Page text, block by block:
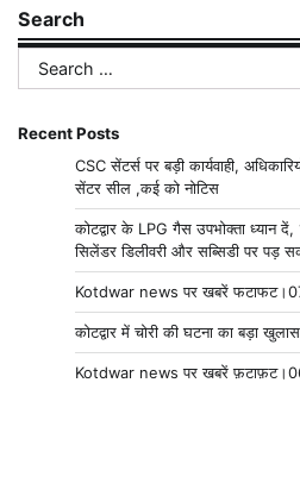
Search
Search
for:
Recent Posts
CSC सेंटर्स पर बड़ी कार्यवाही,
सेंटर सील ,कई को नोटिस
कोटद्वार के LPG गैस उपभोक्ता
सिलेंडर डिलीवरी और सब्सिडी पर पड़
Kotdwar news पर खबरें
कोटद्वार में चोरी की घटना का बड़ा
Kotdwar news पर खबरें